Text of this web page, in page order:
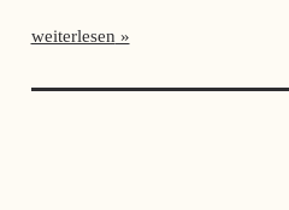
weiterlesen